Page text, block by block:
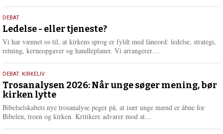
e
r
e
10.
juni
2026
DEBAT
Ledelse - eller tjeneste?
Vi har vænnet os til, at kirkens sprog er fyldt med låneord: ledelse, strategi,
retning, kerneopgaver og handleplaner. Vi arrangerer…
e
2.
juni
2026
DEBAT, KIRKELIV
Trosanalysen 2026: Når unge søger mening, bør
kirken lytte
Bibelselskabets nye trosanalyse peger på, at især unge mænd er åbne for
Bibelen, troen og kirken. Kritikere advarer mod at…